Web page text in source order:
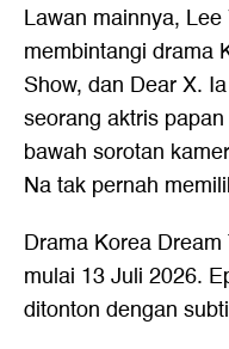
Lawan mainnya,
membintangi drama
Show, dan Dear X.
seorang aktris
bawah sorotan
Na tak pernah
Drama Korea
mulai 13 Juli 2026.
ditonton dengan